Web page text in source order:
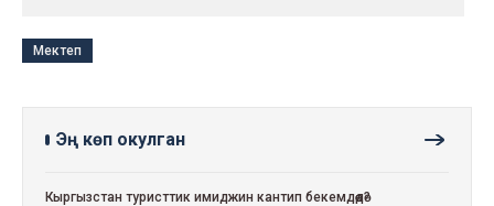
Мектеп
Эң көп окулган
Кыргызстан туристтик имиджин кантип бекемдөөдө?